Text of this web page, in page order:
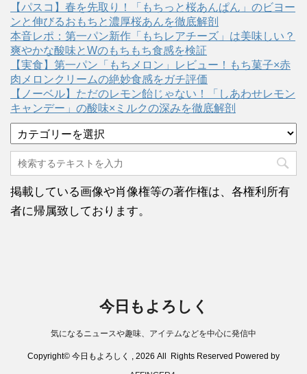
【パスコ】春を先取り！「もちっと桜あんぱん」のビヨー
ンと伸びるおもちと濃厚桜あんを徹底解剖
本音レポ：第一パン新作「もちレアチーズ」は美味しい？
爽やかな酸味とWのもちもち食感を検証
【実食】第一パン「もちメロン」レビュー！もち菓子×赤
肉メロンクリームの絶妙食感をガチ評価
【ノーベル】ただのレモン飴じゃない！「しあわせレモン
キャンデー」の酸味×ミルクの深みを徹底解剖
テ
ゴ
リ
ー
掲載している画像や肖像権等の著作権は、各権利所有
者に帰属致しております。
今日もよろしく
気になるニュースや趣味、アイテムなどを中心に発信中
Copyright© 今日もよろしく , 2026 All Rights Reserved Powered by